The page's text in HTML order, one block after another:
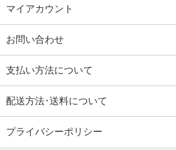
マイアカウント
お問い合わせ
支払い方法について
配送方法･送料について
プライバシーポリシー